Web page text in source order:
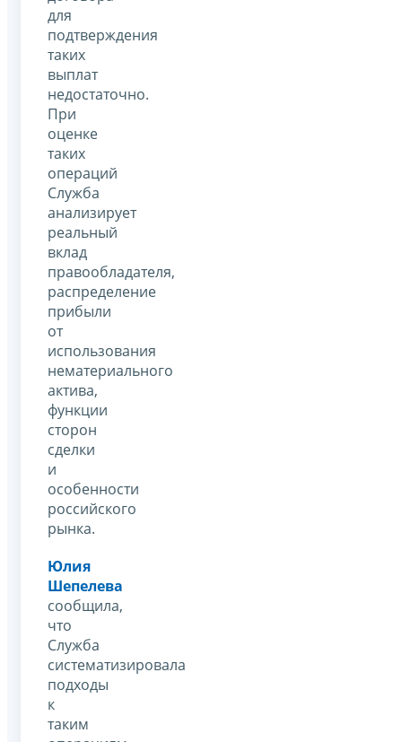
для
подтверждения
таких
выплат
недостаточно.
При
оценке
таких
операций
Служба
анализирует
реальный
вклад
правообладателя,
распределение
прибыли
от
использования
нематериального
актива,
функции
сторон
сделки
и
особенности
российского
рынка.
Юлия
Шепелева
сообщила,
что
Служба
систематизировала
подходы
к
таким